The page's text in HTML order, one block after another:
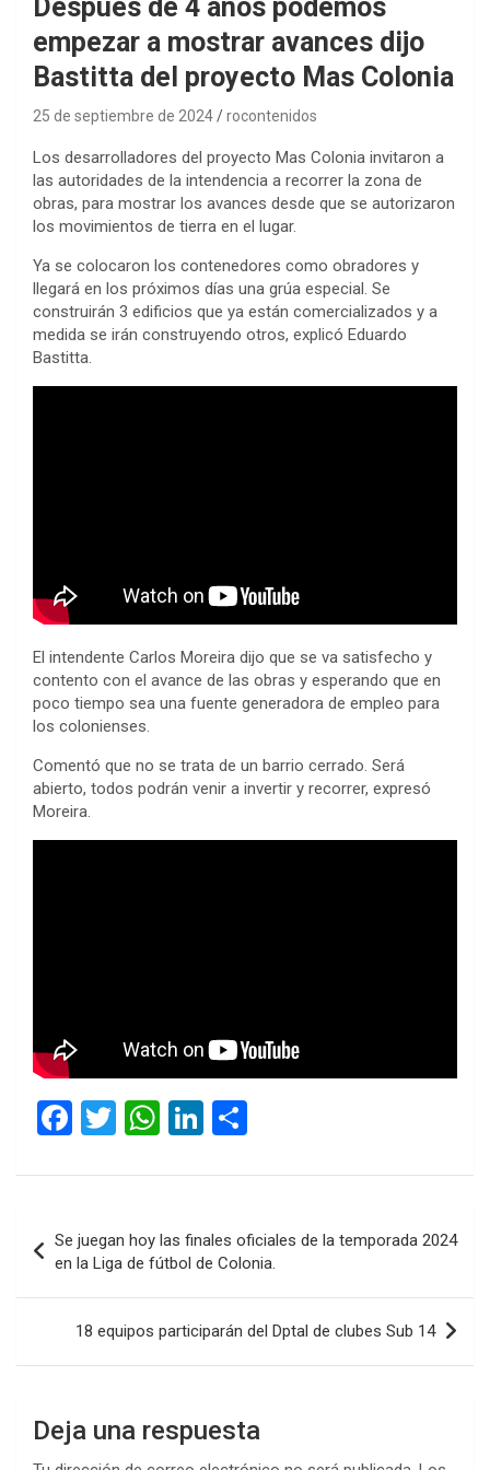
Después de 4 años podemos
empezar a mostrar avances dijo
Bastitta del proyecto Mas Colonia
25 de septiembre de 2024 rocontenidos
Los desarrolladores del proyecto Mas Colonia invitaron a
las autoridades de la intendencia a recorrer la zona de
obras, para mostrar los avances desde que se autorizaron
los movimientos de tierra en el lugar.
Ya se colocaron los contenedores como obradores y
llegará en los próximos días una grúa especial. Se
construirán 3 edificios que ya están comercializados y a
medida se irán construyendo otros, explicó Eduardo
Bastitta.
El intendente Carlos Moreira dijo que se va satisfecho y
contento con el avance de las obras y esperando que en
poco tiempo sea una fuente generadora de empleo para
los colonienses.
Comentó que no se trata de un barrio cerrado. Será
abierto, todos podrán venir a invertir y recorrer, expresó
Moreira.
F
ce
b
o
o
k
T
tt
er
W
at
s
A
p
p
Li
ke
dI
n
m
p
ar
tir
de
entradas
Se juegan hoy las finales oficiales de la temporada 2024
en la Liga de fútbol de Colonia.
18 equipos participarán del Dptal de clubes Sub 14
Deja una respuesta